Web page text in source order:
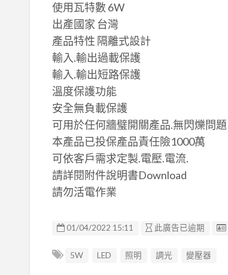
使用瓦特數 6W
出產國家 台灣
產品特性 隔離式設計
輸入.輸出過載保護
輸入.輸出短路保護
溫度保護功能
安全無負載保護
可用於任何牆璧開關產品.無閃爍問題
本產品已投保產品責任險1000萬
可依客戶需求定製.電壓.電流.
請詳閱附件說明書Download
請勿活電作業
01/04/2022 15:11 此廣告已逾期
5W LED 照明 調光 變壓器